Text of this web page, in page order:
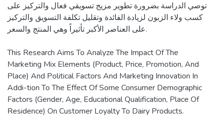
توصي الدراسة بضرورة تطوير مزيج تسويقي فعال والتركيز على
كسب ولاء الزبون لزيادة الفائدة وتقليل تكلفة التسويق والتركيز
على العناصر الأكبر تأثيراً وهي المنتج والسعر.
This Research Aims To Analyze The Impact Of The
Marketing Mix Elements (Product, Price, Promotion, And
Place) And Political Factors And Marketing Innovation In
Addi-tion To The Effect Of Some Consumer Demographic
Factors (Gender, Age, Educational Qualification, Place Of
Residence) On Customer Loyalty To Dairy Products.